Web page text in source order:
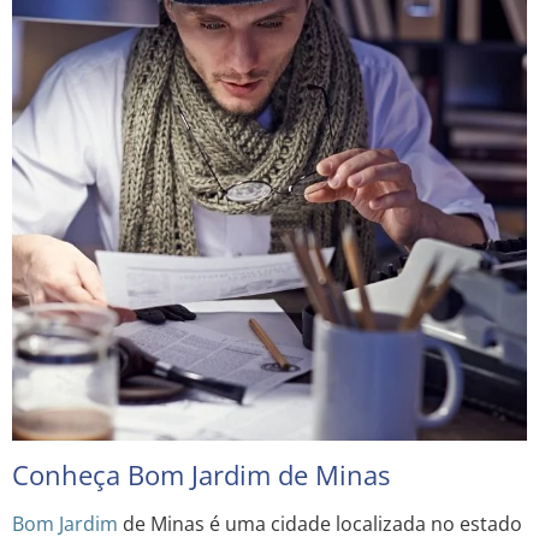
Conheça Bom Jardim de Minas
Bom Jardim de Minas é uma cidade localizada no estado